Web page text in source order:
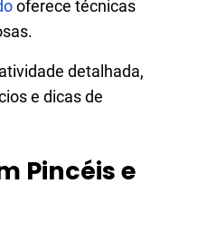
oferece técnicas
detalhada,
e dicas de
Pincéis e